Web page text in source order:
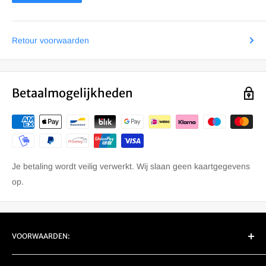
R 1200 GS 2007-2010 (0303)
R 1200 GS Adventure 2006-2010 (0380)
R 1200 GS Adventure 2010-2014 (0470)
R 1200 GS Adventure LC 2014-2016 (0A02)
R 1250 GS 2018- (0J91)
Retour voorwaarden
Betaalmogelijkheden
Je betaling wordt veilig verwerkt. Wij slaan geen kaartgegevens
op.
VOORWAARDEN:
EU Retour/ Garantie